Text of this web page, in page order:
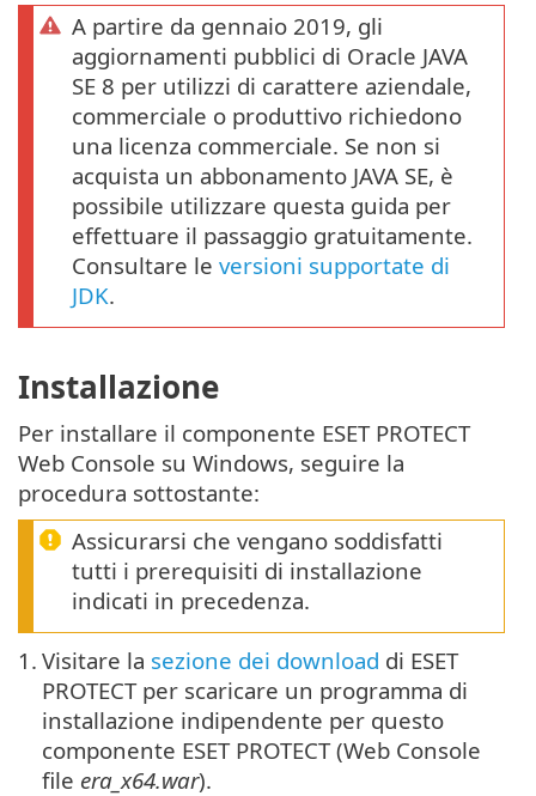
A partire da gennaio 2019, gli
aggiornamenti pubblici di Oracle JAVA
SE 8 per utilizzi di carattere aziendale,
commerciale o produttivo richiedono
una licenza commerciale. Se non si
acquista un abbonamento JAVA SE, è
possibile utilizzare questa guida per
effettuare il passaggio gratuitamente.
Consultare le versioni supportate di
JDK.
Installazione
Per installare il componente ESET PROTECT
Web Console su Windows, seguire la
procedura sottostante:
Assicurarsi che vengano soddisfatti
tutti i prerequisiti di installazione
indicati in precedenza.
1. Visitare la sezione dei download di ESET
PROTECT per scaricare un programma di
installazione indipendente per questo
componente ESET PROTECT (Web Console
file era_x64.war).